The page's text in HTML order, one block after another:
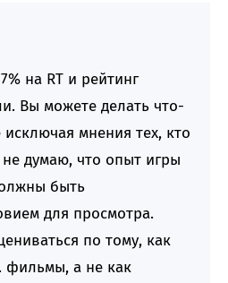
на RT и рейтинг
Вы можете делать что-
мнения тех, кто
думаю, что опыт игры
быть
для просмотра.
по тому, как
фильмы, а не как